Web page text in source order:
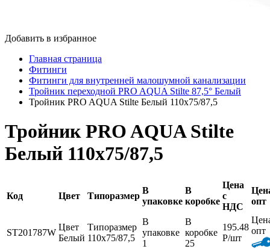
Добавить в избранное
Главная страница
Фитинги
Фитинги для внутренней малошумной канализации
Тройник переходной PRO AQUA Stilte 87,5° Белый
Тройник PRO AQUA Stilte Белый 110x75/87,5
Тройник PRO AQUA Stilte
Белый 110x75/87,5
Код Цвет Типоразмер
В
упаковке
В
коробке
Цена
с
НДС
опт
ST201787W
Цвет
Белый
Типоразмер
110x75/87,5
В
упаковке
1
В
коробке
25
195.48
Р/шт
опт